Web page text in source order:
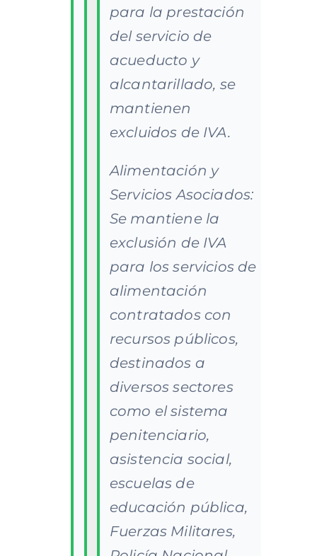
para la prestación
del servicio de
acueducto y
alcantarillado, se
mantienen
excluidos de IVA.
Alimentación y
Servicios Asociados:
Se mantiene la
exclusión de IVA
para los servicios de
alimentación
contratados con
recursos públicos,
destinados a
diversos sectores
como el sistema
penitenciario,
asistencia social,
escuelas de
educación pública,
Fuerzas Militares,